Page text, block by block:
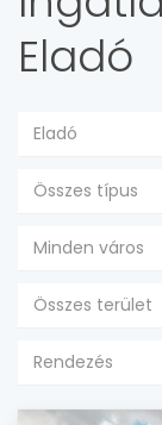
Eladó
Eladó
Összes típus
Minden város
Összes terület
Rendezés